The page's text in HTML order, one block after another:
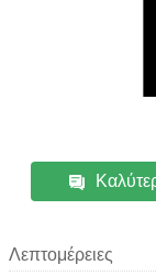
Λεπτομέρειες